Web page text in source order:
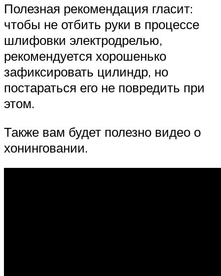
Полезная рекомендация гласит:
чтобы не отбить руки в процессе
шлифовки электродрелью,
рекомендуется хорошенько
зафиксировать цилиндр, но
постараться его не повредить при
этом.
Также вам будет полезно видео о
хонинговании.